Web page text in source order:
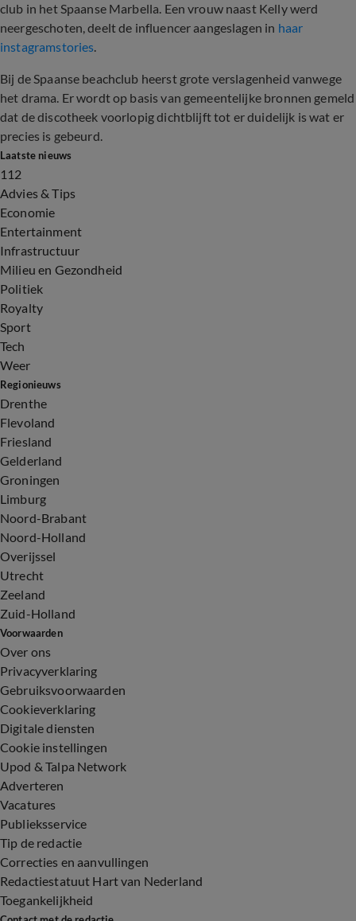
club in het Spaanse Marbella. Een vrouw naast Kelly werd
neergeschoten, deelt de influencer aangeslagen in haar
instagramstories.
Bij de Spaanse beachclub heerst grote verslagenheid vanwege
het drama. Er wordt op basis van gemeentelijke bronnen gemeld
dat de discotheek voorlopig dichtblijft tot er duidelijk is wat er
precies is gebeurd.
Laatste nieuws
112
Advies & Tips
Economie
Entertainment
Infrastructuur
Milieu en Gezondheid
Politiek
Royalty
Sport
Tech
Weer
Regionieuws
Drenthe
Flevoland
Friesland
Gelderland
Groningen
Limburg
Noord-Brabant
Noord-Holland
Overijssel
Utrecht
Zeeland
Zuid-Holland
Voorwaarden
Over ons
Privacyverklaring
Gebruiksvoorwaarden
Cookieverklaring
Digitale diensten
Cookie instellingen
Upod & Talpa Network
Adverteren
Vacatures
Publieksservice
Tip de redactie
Correcties en aanvullingen
Redactiestatuut Hart van Nederland
Toegankelijkheid